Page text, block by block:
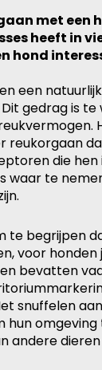
met een
heeft in
hond
een
gedrag is te
reukorgaan
die
waar te
te begrijpen
voor
bevatten
snuffelen
hun
andere